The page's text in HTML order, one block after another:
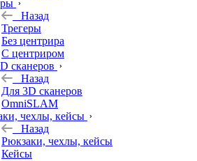
Назад
Трегеры
Без центрира
С центриром
сканеров
Назад
Для 3D сканеров
OmniSLAM
чехлы, кейсы
Назад
Рюкзаки, чехлы, кейсы
Кейсы